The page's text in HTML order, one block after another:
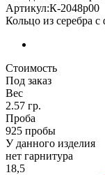
Артикул:К-2048р00
Кольцо из серебра
Стоимость
Под заказ
Вес
2.57 гр.
Проба
925 пробы
У данного изделия
нет гарнитура
18,5